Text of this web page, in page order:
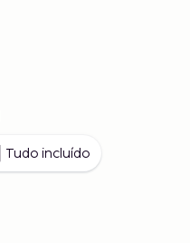
Tudo incluído